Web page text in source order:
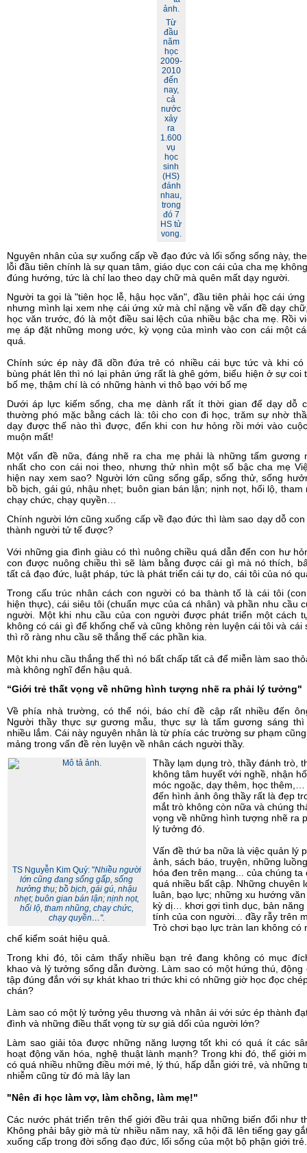
Từ
đầu
năm
học
2009-
2010
đến
nay,
cả
nước
xảy
ra
1.600
vụ
học
sinh
(HS)
đánh
nhau,
trong
đó 7
HS tử
vong.
Nguyên nhân của sự xuống cấp về đạo đức và lối sống sống này,
lỗi đầu tiên chính là sự quan tâm, giáo dục con cái của cha mẹ
đúng hướng, tức là chỉ lao theo dạy chữ mà quên mất dạy người.
Người ta gọi là "tiên học lễ, hậu học văn", đầu tiên phải học cái
nhưng mình lại xem nhẹ cái ứng xử mà chỉ nặng về vấn đề dạy
học văn trước, đó là một điều sai lệch của nhiều bậc cha mẹ. Rồi
mẹ áp đặt những mong ước, kỳ vọng của mình vào con cái một
quá.
Chính sức ép này đã dồn đứa trẻ có nhiều cái bực tức và khi có
bùng phát lên thì nó lại phản ứng rất là ghê gớm, biểu hiện ở sự coi
bố mẹ, thậm chí là có những hành vi thô bạo với bố mẹ
Dưới áp lực kiếm sống, cha mẹ dành rất ít thời gian để dạy dỗ
thường phó mặc bằng cách là: tôi cho con đi học, trăm sự nhờ
dạy được thế nào thì được, đến khi con hư hỏng rồi mới vào
muộn mất!
Một vấn đề nữa, đáng nhẽ ra cha mẹ phải là những tấm gương
nhất cho con cái noi theo, nhưng thử nhìn một số bậc cha mẹ
hiện nay xem sao? Người lớn cũng sống gấp, sống thử, sống
bồ bịch, gái gú, nhậu nhẹt; buôn gian bán lận; nịnh nọt, hối lộ, tham
chạy chức, chạy quyền…
Chính người lớn cũng xuống cấp về đạo đức thì làm sao dạy dỗ
thành người tử tế được?
Với những gia đình giàu có thì nuông chiều quá dẫn đến con hư
con được nuông chiều thì sẽ làm bằng được cái gì mà nó thích,
tất cả đạo đức, luật pháp, tức là phát triển cái tự do, cái tôi của nó
Trong cấu trúc nhân cách con người có ba thành tố là cái tôi
hiện thực), cái siêu tôi (chuẩn mực của cá nhân) và phần nhu cầu
người. Một khi nhu cầu của con người được phát triển một cách
không có cái gì để khống chế và cũng không rèn luyện cái tôi và cái
thì rõ ràng nhu cầu sẽ thắng thế các phần kia.
Một khi nhu cầu thắng thế thì nó bất chấp tất cả để miễn làm sao
mà không nghĩ đến hậu quả.
“Giới trẻ thất vọng về những hình tượng nhẽ ra phải lý tưởng"
Về phía nhà trường, có thể nói, báo chí đề cập rất nhiều đến
Người thầy thực sự gương mẫu, thực sự là tấm gương sáng thì
nhiều lắm. Cái này nguyên nhân là từ phía các trường sư phạm
mảng trong vấn đề rèn luyện về nhân cách người thầy.
TS Nguyễn Kim Quý: "Nhiều người
lớn cũng đang sống gấp, sống
hưởng thụ; bồ bịch, gái gú, nhậu
nhẹt; buôn gian bán lận; nịnh nọt,
hối lộ, tham nhũng, chạy chức,
chạy quyền…".
Thầy lạm dụng trò, thầy đánh trò,
không tâm huyết với nghề, nhận
móc ngoặc, dạy thêm, học thêm,…
đến hình ảnh ông thầy rất là đẹp
mắt trò không còn nữa và chúng
vọng về những hình tượng nhẽ ra
lý tưởng đó.
Vấn đề thứ ba nữa là việc quản lý
ảnh, sách báo, truyện, những
hóa đen trên mạng... của chúng ta
quá nhiều bất cập. Những chuyên
luân, bạo lực; những xu hướng
kỳ dị… khơi gợi tình dục, bản năng
tính của con người... đầy rẫy trên
Trò chơi bạo lực tràn lan không có
chế kiểm soát hiệu quả.
Trong khi đó, tôi cảm thấy nhiều bạn trẻ đang không có mục
khao và lý tưởng sống dẫn đường. Làm sao có một hứng thú, động
tập đúng đắn với sự khát khao tri thức khi có những giờ học đọc
chán?
Làm sao có một lý tưởng yêu thương và nhân ái với sức ép thành
đình và những điều thất vọng từ sự giả dối của người lớn?
Làm sao giải tỏa được những năng lượng tốt khi có quá ít các
hoạt động văn hóa, nghệ thuật lành mạnh? Trong khi đó, thế giới
có quá nhiều những điều mới mẻ, lý thú, hấp dẫn giới trẻ, và những
nhiễm cũng từ đó mà lây lan
"Nên đi học làm vợ, làm chồng, làm mẹ!"
Các nước phát triển trên thế giới đều trải qua những biến đổi như
Không phải bây giờ mà từ nhiều năm nay, xã hội đã lên tiếng gay
xuống cấp trong đời sống đạo đức, lối sống của một bộ phận giới